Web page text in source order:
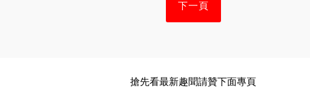
下一頁
搶先看最新趣聞請贊下面專頁